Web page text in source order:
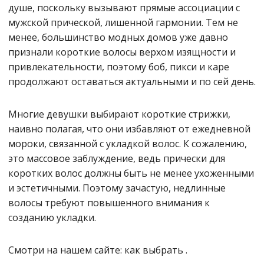
душе, поскольку вызывают прямые ассоциации с
мужской прической, лишенной гармонии. Тем не
менее, большинство модных домов уже давно
признали короткие волосы верхом изящности и
привлекательности, поэтому боб, пикси и каре
продолжают оставаться актуальными и по сей день.
Многие девушки выбирают короткие стрижки,
наивно полагая, что они избавляют от ежедневной
мороки, связанной с укладкой волос. К сожалению,
это массовое заблуждение, ведь прически для
коротких волос должны быть не менее ухоженными
и эстетичными. Поэтому зачастую, недлинные
волосы требуют повышенного внимания к
созданию укладки.
Смотри на нашем сайте: как выбрать .